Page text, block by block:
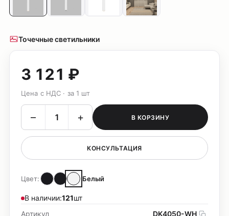
Точечные светильники
3 121 ₽
Цена с НДС · за 1 шт
– + В КОРЗИНУ
КОНСУЛЬТАЦИЯ
Цвет: Белый
В наличии:121шт
Артикул
DK4050-WH